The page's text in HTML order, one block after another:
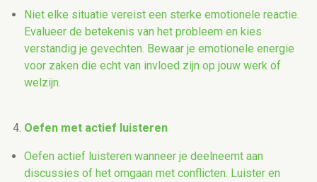
Niet elke situatie vereist een sterke emotionele reactie.
Evalueer de betekenis van het probleem en kies
verstandig je gevechten. Bewaar je emotionele energie
voor zaken die echt van invloed zijn op jouw werk of
welzijn.
Oefen met actief luisteren
Oefen actief luisteren wanneer je deelneemt aan
discussies of het omgaan met conflicten. Luister en